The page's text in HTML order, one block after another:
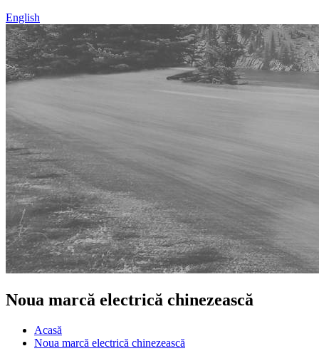
English
Noua marcă electrică chinezească
Acasă
Noua marcă electrică chinezească